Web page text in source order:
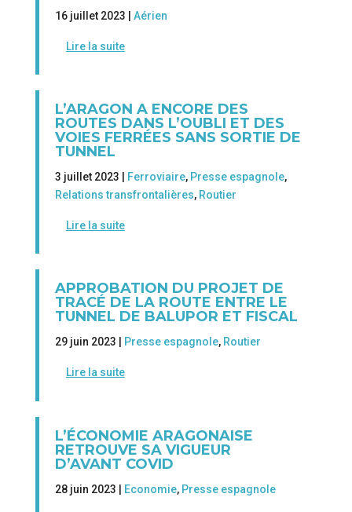
16 juillet 2023 | Aérien
Lire la suite
L’ARAGON A ENCORE DES
ROUTES DANS L’OUBLI ET DES
VOIES FERRÉES SANS SORTIE DE
TUNNEL
3 juillet 2023 | Ferroviaire, Presse espagnole,
Relations transfrontalières, Routier
Lire la suite
APPROBATION DU PROJET DE
TRACÉ DE LA ROUTE ENTRE LE
TUNNEL DE BALUPOR ET FISCAL
29 juin 2023 | Presse espagnole, Routier
Lire la suite
L’ÉCONOMIE ARAGONAISE
RETROUVE SA VIGUEUR
D’AVANT COVID
28 juin 2023 | Economie, Presse espagnole